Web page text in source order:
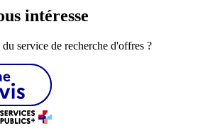
intéresse
service de recherche d'offres ?